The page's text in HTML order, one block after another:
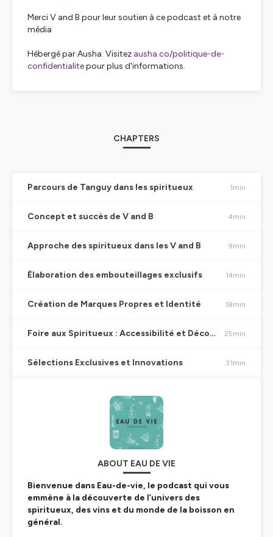
Merci V and B pour leur soutien à ce podcast et à notre
média
Hébergé par Ausha. Visitez ausha.co/politique-de-
confidentialitepour plus d'informations.
CHAPTERS
Parcours de Tanguy dans les spiritueux 1min
Concept et succès de V and B 4min
Approche des spiritueux dans les V and B 9min
Élaboration des embouteillages exclusifs 14min
Création de Marques Propres et Identité 18min
Foire aux Spiritueux : Accessibilité et Découverte 25min
Sélections Exclusives et Innovations 31min
ABOUT EAU DE VIE
Bienvenue dans Eau-de-vie, le podcast qui vous
emmène à la découverte de l’univers des
spiritueux, des vins et du monde de la boisson en
général.